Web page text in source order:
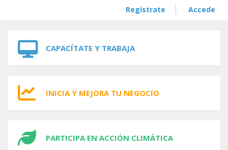
Regístrate Accede
CAPACÍTATE Y TRABAJA
INICIA Y MEJORA TU NEGOCIO
PARTICIPA EN ACCIÓN CLIMÁTICA